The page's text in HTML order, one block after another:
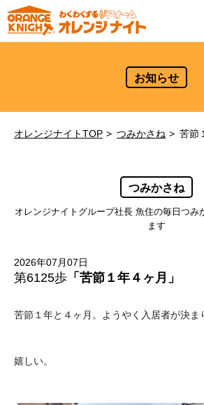
お知らせ
オレンジナイトTOP つみかさね 苦節
つみかさね
オレンジナイトグループ社長 魚住の毎日つみ
ます
2026年07月07日
第6125歩 「苦節１年４ヶ月」
苦節１年と４ヶ月。ようやく入居者が決ま
嬉しい。